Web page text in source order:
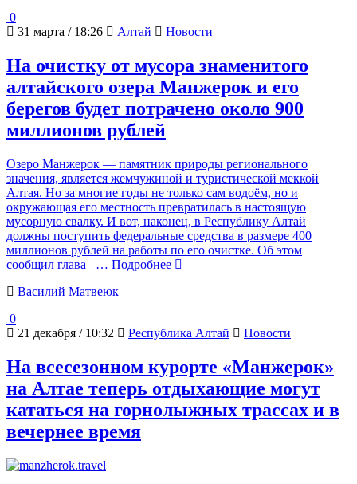
0
31 марта / 18:26
Алтай Новости
На очистку от мусора знаменитого
алтайского озера Манжерок и его
берегов будет потрачено около 900
миллионов рублей
Озеро Манжерок — памятник природы регионального
значения, является жемчужиной и туристической меккой
Алтая. Но за многие годы не только сам водоём, но и
окружающая его местность превратилась в настоящую
мусорную свалку. И вот, наконец, в Республику Алтай
должны поступить федеральные средства в размере 400
миллионов рублей на работы по его очистке. Об этом
сообщил глава
… Подробнее
Василий Матвеюк
0
21 декабря / 10:32
Республика Алтай Новости
На всесезонном курорте «Манжерок»
на Алтае теперь отдыхающие могут
кататься на горнолыжных трассах и в
вечернее время